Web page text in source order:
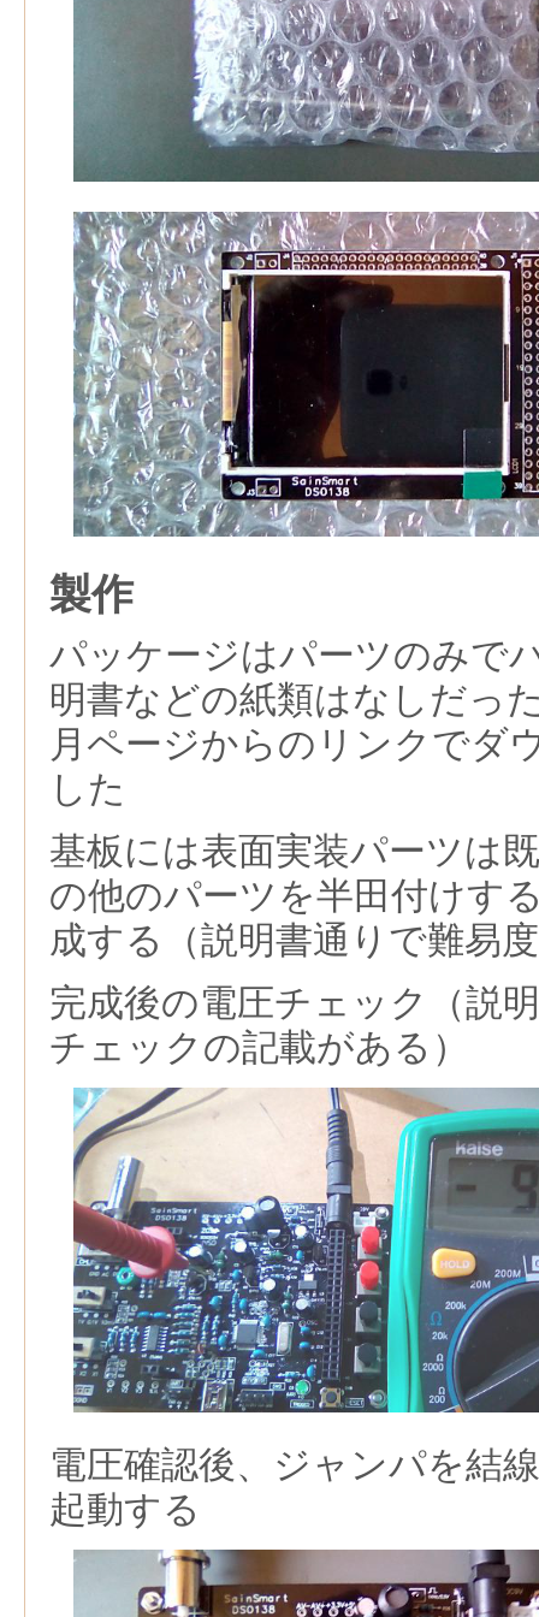
製作
パッケージはパーツのみで
明書などの紙類はなしだっ
月ページからのリンクでダ
した
基板には表面実装パーツは
の他のパーツを半田付けす
成する（説明書通りで難易
完成後の電圧チェック（説
チェックの記載がある）
電圧確認後、ジャンパを結
起動する